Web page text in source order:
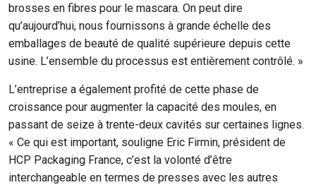
brosses en fibres pour le mascara. On peut dire
qu’aujourd’hui, nous fournissons à grande échelle des
emballages de beauté de qualité supérieure depuis cette
usine. L’ensemble du processus est entièrement contrôlé. »
L’entreprise a également profité de cette phase de
croissance pour augmenter la capacité des moules, en
passant de seize à trente-deux cavités sur certaines lignes.
« Ce qui est important, souligne Eric Firmin, président de
HCP Packaging France, c’est la volonté d’être
interchangeable en termes de presses avec les autres